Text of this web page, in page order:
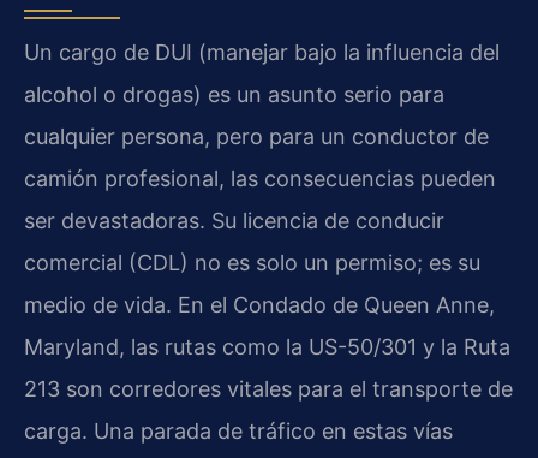
Un cargo de DUI (manejar bajo la influencia del
alcohol o drogas) es un asunto serio para
cualquier persona, pero para un conductor de
camión profesional, las consecuencias pueden
ser devastadoras. Su licencia de conducir
comercial (CDL) no es solo un permiso; es su
medio de vida. En el Condado de Queen Anne,
Maryland, las rutas como la US-50/301 y la Ruta
213 son corredores vitales para el transporte de
carga. Una parada de tráfico en estas vías